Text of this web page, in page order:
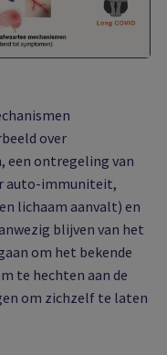
over
een ontregeling van
auto-immuniteit,
lichaam aanvalt) en
blijven van het
om het bekende
te hechten aan de
om zichzelf te laten